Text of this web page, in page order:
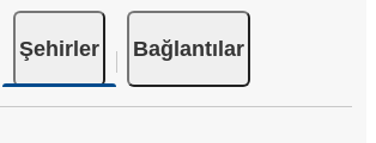
Şehirler Bağlantılar